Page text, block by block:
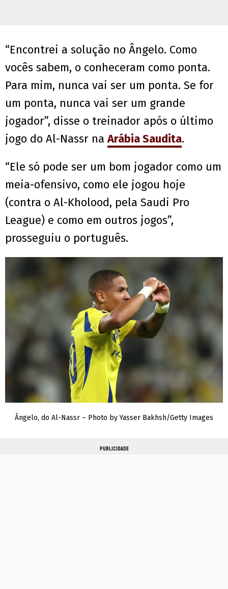
“Encontrei a solução no Ângelo. Como
vocês sabem, o conheceram como ponta.
Para mim, nunca vai ser um ponta. Se for
um ponta, nunca vai ser um grande
jogador”, disse o treinador após o último
jogo do Al-Nassr naArábia Saudita.
“Ele só pode ser um bom jogador como um
meia-ofensivo, como ele jogou hoje
(contra o Al-Kholood, pela Saudi Pro
League) e como em outros jogos”,
prosseguiu o português.
Ângelo, do Al-Nassr – Photo by Yasser Bakhsh/Getty Images
PUBLICIDADE